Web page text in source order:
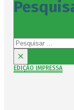
Pesquisar
×
EDIÇÃO IMPRESSA